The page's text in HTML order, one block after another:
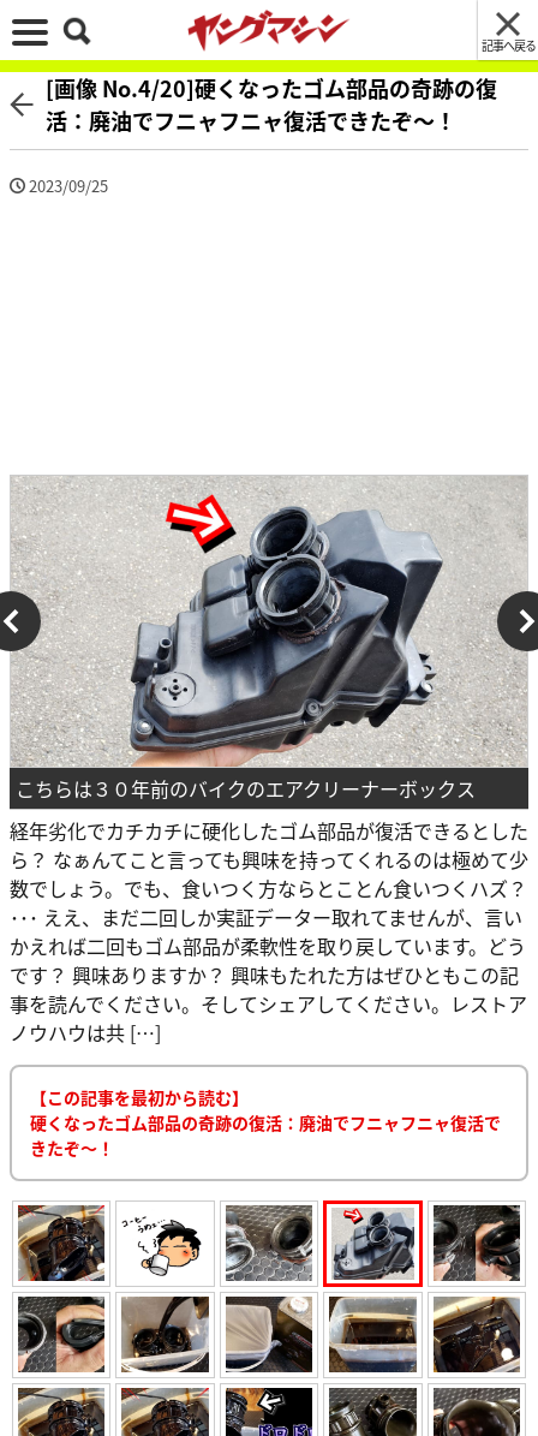
記事へ戻る
[画像 No.4/20]硬くなったゴム部品の奇跡の復
活：廃油でフニャフニャ復活できたぞ～！
2023/09/25
こちらは３０年前のバイクのエアクリーナーボックス
経年劣化でカチカチに硬化したゴム部品が復活できるとした
ら？ なぁんてこと言っても興味を持ってくれるのは極めて少
数でしょう。でも、食いつく方ならとことん食いつくハズ？
･･･ ええ、まだ二回しか実証データー取れてませんが、言い
かえれば二回もゴム部品が柔軟性を取り戻しています。どう
です？ 興味ありますか？ 興味もたれた方はぜひともこの記
事を読んでください。そしてシェアしてください。レストア
ノウハウは共 […]
【この記事を最初から読む】
硬くなったゴム部品の奇跡の復活：廃油でフニャフニャ復活で
きたぞ～！